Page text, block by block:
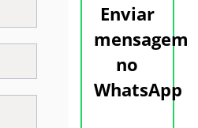
Enviar
mensagem
no
WhatsApp